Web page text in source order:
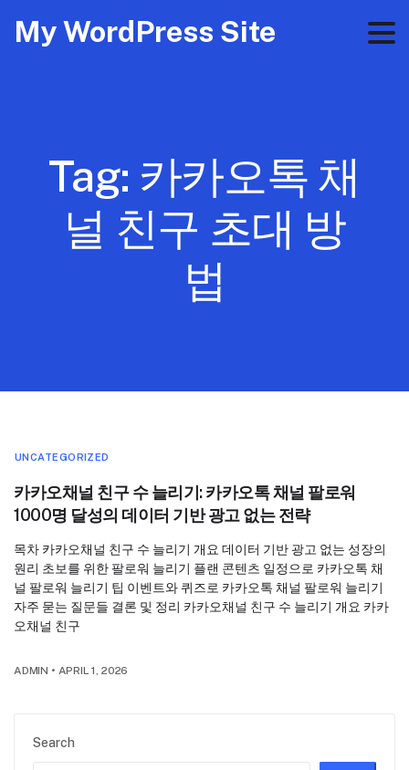
My WordPress Site
Tag: 카카오톡 채
널 친구 초대 방
법
Search
UNCATEGORIZED
카카오채널 친구 수 늘리기: 카카오톡 채널 팔로워
1000명 달성의 데이터 기반 광고 없는 전략
목차 카카오채널 친구 수 늘리기 개요 데이터 기반 광고 없는 성장의
원리 초보를 위한 팔로워 늘리기 플랜 콘텐츠 일정으로 카카오톡 채
널 팔로워 늘리기 팁 이벤트와 퀴즈로 카카오톡 채널 팔로워 늘리기
자주 묻는 질문들 결론 및 정리 카카오채널 친구 수 늘리기 개요 카카
오채널 친구
ADMIN • APRIL 1, 2026